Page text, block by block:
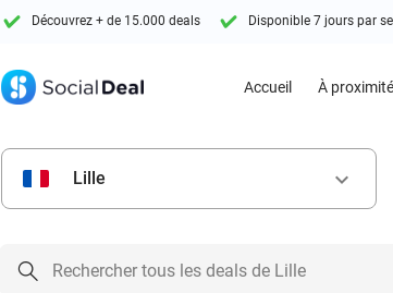
Découvrez + de 15.000 deals Disponible 7 jours par
Accueil À proximité
Lille keyboard_arrow_down